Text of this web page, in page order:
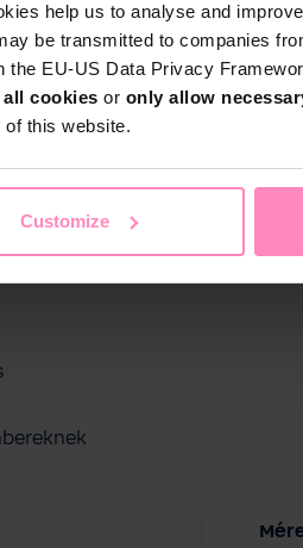
help us to analyse and
be transmitted to companies
EU-US Data Privacy
all cookies or only allow
this website.
Customize
víztisztítás Sport